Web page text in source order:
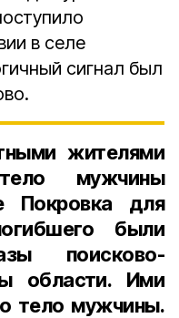
в селе
сигнал был
жителями
мужчины
Покровка для
были
поисково-
области. Ими
тело мужчины.